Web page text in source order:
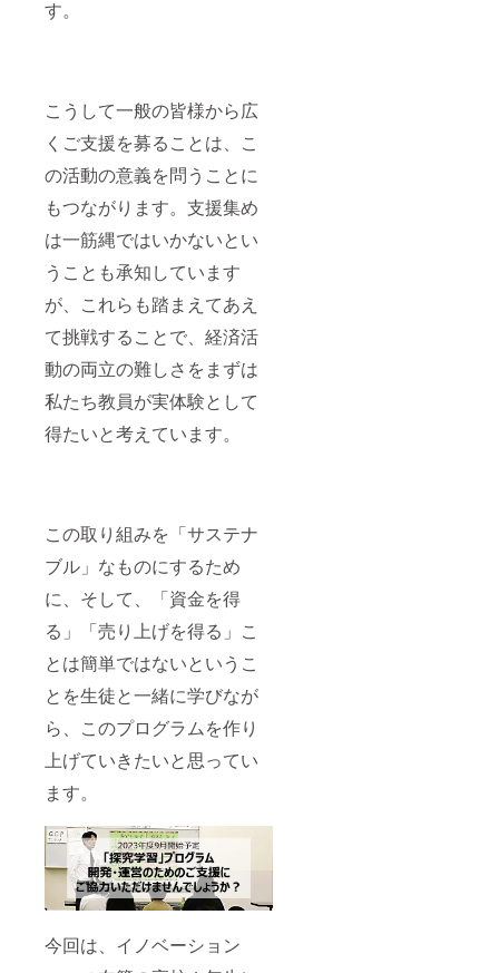
す。
こうして一般の皆様から広
くご支援を募ることは、こ
の活動の意義を問うことに
もつながります。支援集め
は一筋縄ではいかないとい
うことも承知しています
が、これらも踏まえてあえ
て挑戦することで、経済活
動の両立の難しさをまずは
私たち教員が実体験として
得たいと考えています。
この取り組みを「サステナ
ブル」なものにするため
に、そして、「資金を得
る」「売り上げを得る」こ
とは簡単ではないというこ
とを生徒と一緒に学びなが
ら、このプログラムを作り
上げていきたいと思ってい
ます。
今回は、イノベーション